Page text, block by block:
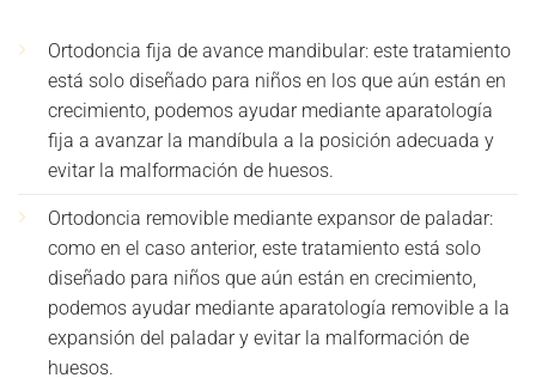
Ortodoncia fija de avance mandibular: este tratamiento
está solo diseñado para niños en los que aún están en
crecimiento, podemos ayudar mediante aparatología
fija a avanzar la mandíbula a la posición adecuada y
evitar la malformación de huesos.
Ortodoncia removible mediante expansor de paladar:
como en el caso anterior, este tratamiento está solo
diseñado para niños que aún están en crecimiento,
podemos ayudar mediante aparatología removible a la
expansión del paladar y evitar la malformación de
huesos.